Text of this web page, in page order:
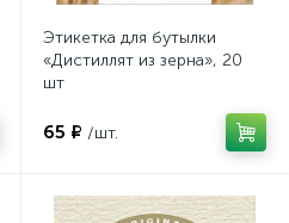
Этикетка для бутылки
«Дистиллят из зерна», 20
шт
65 ₽ /шт.